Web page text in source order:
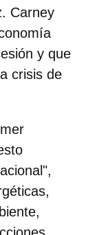
Carney
y que
crisis de